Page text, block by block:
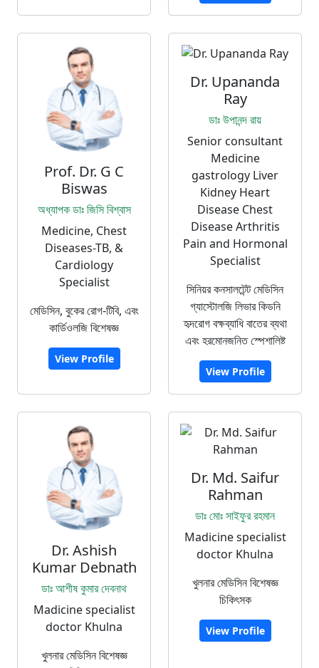
Prof. Dr. G C
Biswas
অধ্যাপক ডাঃ জিসি বিশ্বাস
Medicine, Chest
Diseases-TB, &
Cardiology
Specialist
মেডিসিন, বুকের রোগ-টিবি, এবং
কার্ডিওলজি বিশেষজ্ঞ
View Profile
Dr. Upananda
Ray
ডাঃ উপানন্দ রায়
Senior consultant
Medicine
gastrology Liver
Kidney Heart
Disease Chest
Disease Arthritis
Pain and Hormonal
Specialist
সিনিয়র কনসালটেন্ট মেডিসিন
গ্যাস্টোলজি লিভার কিডনি
হৃদরোগ বক্ষব্যাধি বাতের ব্যথা
এবং হরমোনজনিত স্পেশালিষ্ট
View Profile
Dr. Ashish
Kumar Debnath
ডাঃ আশীষ কুমার দেবনাথ
Madicine specialist
doctor Khulna
খুলনার মেডিসিন বিশেষজ্ঞ
Dr. Md. Saifur
Rahman
ডাঃ মোঃ সাইফুর রহমান
Madicine specialist
doctor Khulna
খুলনার মেডিসিন বিশেষজ্ঞ
চিকিৎসক
View Profile